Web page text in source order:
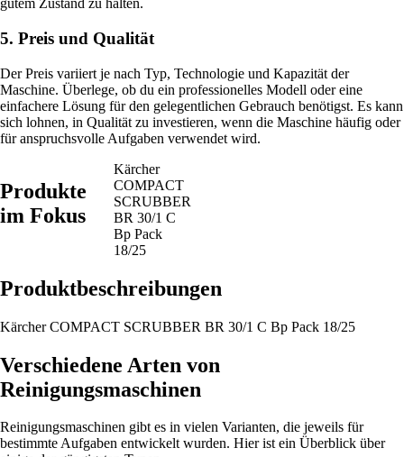
gutem Zustand zu halten.
5. Preis und Qualität
Der Preis variiert je nach Typ, Technologie und Kapazität der
Maschine. Überlege, ob du ein professionelles Modell oder eine
einfachere Lösung für den gelegentlichen Gebrauch benötigst. Es kann
sich lohnen, in Qualität zu investieren, wenn die Maschine häufig oder
für anspruchsvolle Aufgaben verwendet wird.
Produkte
im Fokus
Kärcher
COMPACT
SCRUBBER
BR 30/1 C
Bp Pack
18/25
Produktbeschreibungen
Kärcher COMPACT SCRUBBER BR 30/1 C Bp Pack 18/25
Verschiedene Arten von
Reinigungsmaschinen
Reinigungsmaschinen gibt es in vielen Varianten, die jeweils für
bestimmte Aufgaben entwickelt wurden. Hier ist ein Überblick über